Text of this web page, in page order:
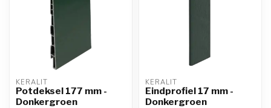
KERALIT
Potdeksel 177 mm -
Donkergroen
KERALIT
Eindprofiel 17 mm -
Donkergroen